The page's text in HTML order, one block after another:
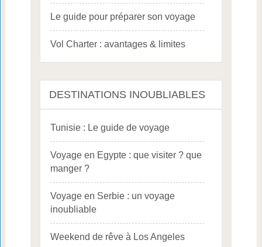
Le guide pour préparer son voyage
Vol Charter : avantages & limites
DESTINATIONS INOUBLIABLES
Tunisie : Le guide de voyage
Voyage en Egypte : que visiter ? que
manger ?
Voyage en Serbie : un voyage
inoubliable
Weekend de rêve à Los Angeles